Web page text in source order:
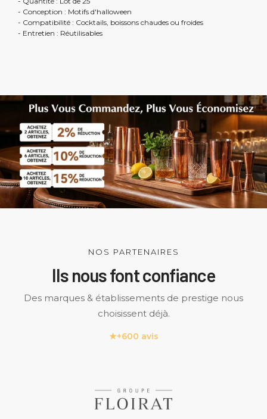
- Conception : Motifs d'halloween
- Compatibilité : Cocktails, boissons chaudes ou froides
- Entretien : Réutilisables
NOS PARTENAIRES
Ils nous font confiance
Des marques & établissements de prestige nous
choisissent déjà.
★+600 avis